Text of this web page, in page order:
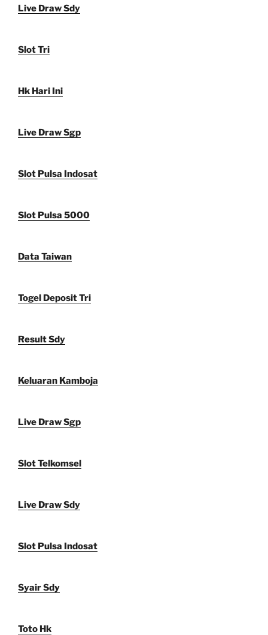
Live Draw Sdy
Slot Tri
Hk Hari Ini
Live Draw Sgp
Slot Pulsa Indosat
Slot Pulsa 5000
Data Taiwan
Togel Deposit Tri
Result Sdy
Keluaran Kamboja
Live Draw Sgp
Slot Telkomsel
Live Draw Sdy
Slot Pulsa Indosat
Syair Sdy
Toto Hk